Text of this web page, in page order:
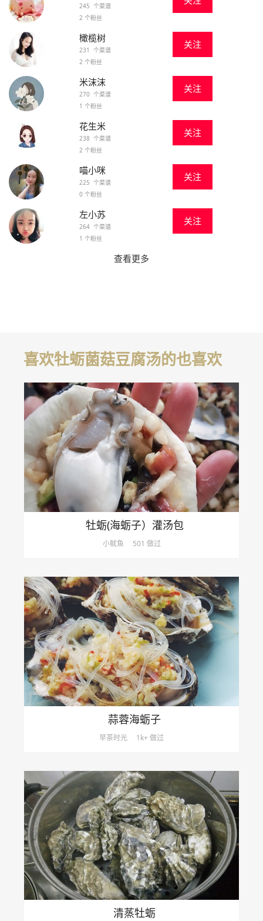
245 个菜谱
2 个粉丝
橄榄树
231 个菜谱
2 个粉丝
关注
米沫沫
270 个菜谱
1 个粉丝
关注
花生米
238 个菜谱
2 个粉丝
关注
喵小咪
225 个菜谱
0 个粉丝
关注
左小苏
264 个菜谱
1 个粉丝
关注
查看更多
喜欢牡蛎菌菇豆腐汤的也喜欢
牡蛎(海蛎子）灌汤包
小鱿鱼 501 做过
蒜蓉海蛎子
早茶时光 1k+ 做过
清蒸牡蛎